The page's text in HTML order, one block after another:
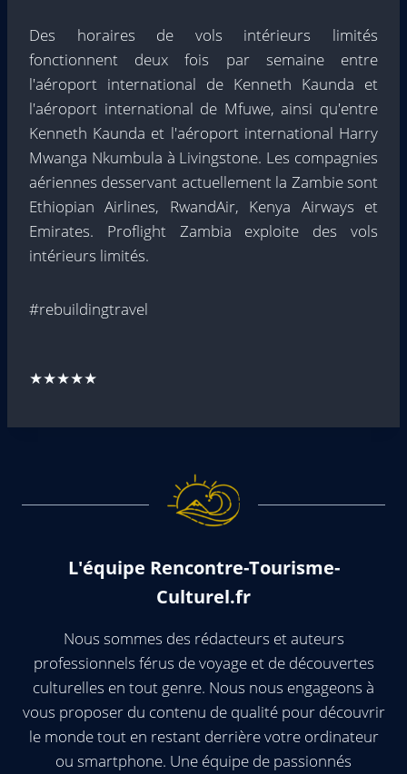
Des horaires de vols intérieurs limités
fonctionnent deux fois par semaine entre
l'aéroport international de Kenneth Kaunda et
l'aéroport international de Mfuwe, ainsi qu'entre
Kenneth Kaunda et l'aéroport international Harry
Mwanga Nkumbula à Livingstone. Les compagnies
aériennes desservant actuellement la Zambie sont
Ethiopian Airlines, RwandAir, Kenya Airways et
Emirates. Proflight Zambia exploite des vols
intérieurs limités.
#rebuildingtravel
★★★★★
L'équipe Rencontre-Tourisme-
Culturel.fr
Nous sommes des rédacteurs et auteurs
professionnels férus de voyage et de découvertes
culturelles en tout genre. Nous nous engageons à
vous proposer du contenu de qualité pour découvrir
le monde tout en restant derrière votre ordinateur
ou smartphone. Une équipe de passionnés